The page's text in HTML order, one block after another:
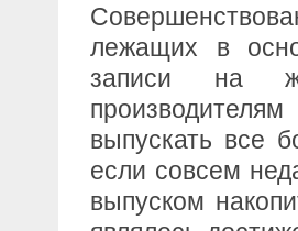
лежащих в
записи на
выпускать все
если совсем
выпуском